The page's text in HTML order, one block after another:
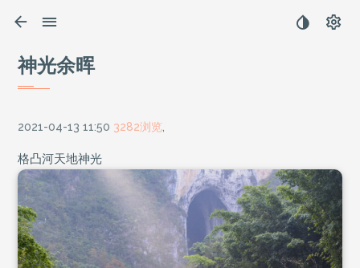
神光余晖
2021-04-13 11:50 3282浏览
格凸河天地神光